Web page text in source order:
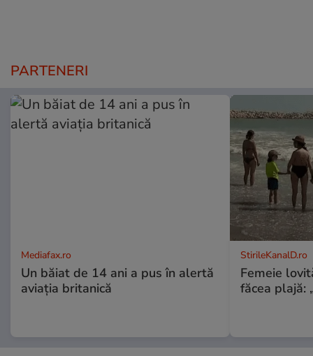
PARTENERI
Mediafax.ro
Un băiat de 14 ani a pus în alertă
aviația britanică
StirileKanalD.ro
Femeie
făcea plajă: